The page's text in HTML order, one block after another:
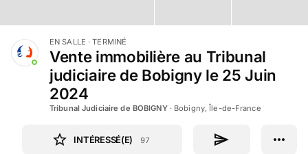
EN SALLE · TERMINÉ
Vente immobilière au Tribunal
judiciaire de Bobigny le 25 Juin
2024
Tribunal Judiciaire de BOBIGNY· Bobigny, Île-de-France
INTÉRESSÉ(E) 97